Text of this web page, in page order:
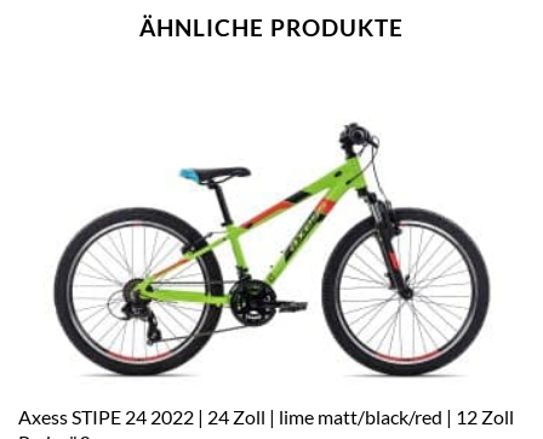
ÄHNLICHE PRODUKTE
Axess STIPE 24 2022 | 24 Zoll | lime matt/black/red | 12 Zoll